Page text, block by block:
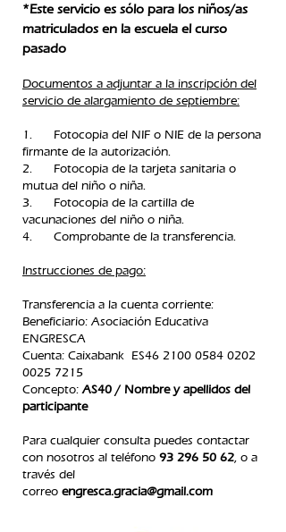
*Este servicio es sólo para los niños/as
matriculados en la escuela el curso
pasado
Documentos a adjuntar a la inscripción del
servicio de alargamiento de septiembre:
1. Fotocopia del NIF o NIE de la persona
firmante de la autorización.
2. Fotocopia de la tarjeta sanitaria o
mutua del niño o niña.
3. Fotocopia de la cartilla de
vacunaciones del niño o niña.
4. Comprobante de la transferencia.​
Instrucciones de pago:
Transferencia a la cuenta corriente:
Beneficiario: Asociación Educativa
ENGRESCA
Cuenta: Caixabank ES46 2100 0584 0202
0025 7215
Concepto:AS40 / Nombre y apellidos del
participante
Para cualquier consulta puedes contactar
con nosotros al teléfono 93 296 50 62, o a
través del
correo engresca.gracia@gmail.com